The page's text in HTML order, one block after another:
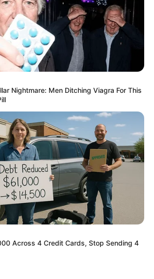
หาคม – 15 กันยายน)
เวลาให้กัน ขี้ใจน้อย มีแววคนรักจะ
คนโสดช่วงนี้มีแต่คนทัก คานกำลัง
ส่วนใหญ่มีคู่แล้ว ปวดใจจริงๆ กลาง
สะดวก แอบรักแอบชอบใครให้เปิดเผย
วใจกลับมา ถ้ามีแฟนแล้วชวนกันหวาน
สิ้นเดือน ความรักวูบวาบตามอารมณ์
ง ใครเอาใจไม่ค่อยถูก คนโสดได้เพื่อน
นนั้นคนนี้ให้รู้จัก มีประสบการณ์ใหม่ๆ
ยายน – 16 ตุลาคม)
ปองของทุกเพศทุกวัย แต่คนที่สะดุด
คนเจ้าชู้ไปได้ ส่วนคุณที่มีคู่แล้วได้สวี
ลางเดือน ความรักถ้ายังโสดสนิท ช่วง
งศร แอบตกหลุมรักคนมีเจ้าของซะ
มรักดี ได้สวีทหวานให้คนอื่นอิจฉาเล่น
Nightmare: Men Ditching Viagra For This
Across 4 Credit Cards, Stop Sending 4